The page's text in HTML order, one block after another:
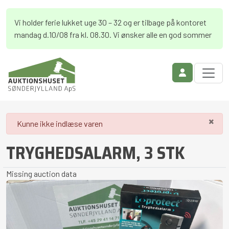
Vi holder ferie lukket uge 30 – 32 og er tilbage på kontoret
mandag d.10/08 fra kl. 08.30. Vi ønsker alle en god sommer
×
danger
Kunne ikke indlæse varen
TRYGHEDSALARM, 3 STK
Missing auction data